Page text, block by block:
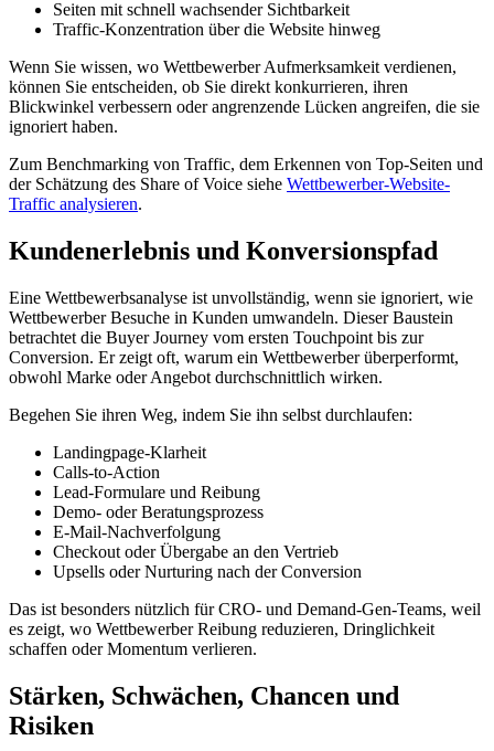
Seiten mit schnell wachsender Sichtbarkeit
Traffic-Konzentration über die Website hinweg
Wenn Sie wissen, wo Wettbewerber Aufmerksamkeit verdienen,
können Sie entscheiden, ob Sie direkt konkurrieren, ihren
Blickwinkel verbessern oder angrenzende Lücken angreifen, die sie
ignoriert haben.
Zum Benchmarking von Traffic, dem Erkennen von Top-Seiten und
der Schätzung des Share of Voice siehe Wettbewerber-Website-
Traffic analysieren.
Kundenerlebnis und Konversionspfad
Eine Wettbewerbsanalyse ist unvollständig, wenn sie ignoriert, wie
Wettbewerber Besuche in Kunden umwandeln. Dieser Baustein
betrachtet die Buyer Journey vom ersten Touchpoint bis zur
Conversion. Er zeigt oft, warum ein Wettbewerber überperformt,
obwohl Marke oder Angebot durchschnittlich wirken.
Begehen Sie ihren Weg, indem Sie ihn selbst durchlaufen:
Landingpage-Klarheit
Calls-to-Action
Lead-Formulare und Reibung
Demo- oder Beratungsprozess
E-Mail-Nachverfolgung
Checkout oder Übergabe an den Vertrieb
Upsells oder Nurturing nach der Conversion
Das ist besonders nützlich für CRO- und Demand-Gen-Teams, weil
es zeigt, wo Wettbewerber Reibung reduzieren, Dringlichkeit
schaffen oder Momentum verlieren.
Stärken, Schwächen, Chancen und
Risiken